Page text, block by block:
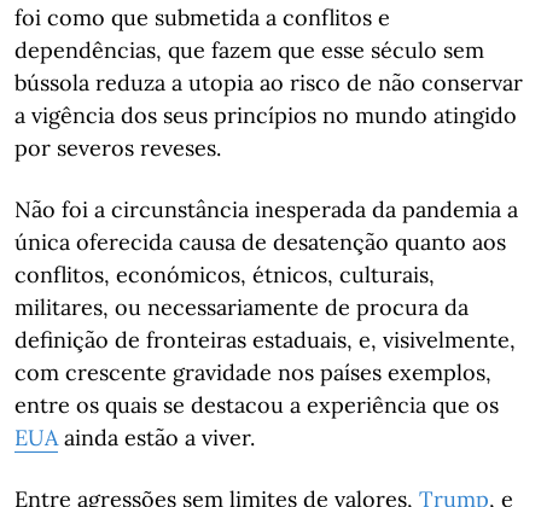
foi como que submetida a conflitos e
dependências, que fazem que esse século sem
bússola reduza a utopia ao risco de não conservar
a vigência dos seus princípios no mundo atingido
por severos reveses.
Não foi a circunstância inesperada da pandemia a
única oferecida causa de desatenção quanto aos
conflitos, económicos, étnicos, culturais,
militares, ou necessariamente de procura da
definição de fronteiras estaduais, e, visivelmente,
com crescente gravidade nos países exemplos,
entre os quais se destacou a experiência que os
EUAainda estão a viver.
Entre agressões sem limites de valores, Trump, e